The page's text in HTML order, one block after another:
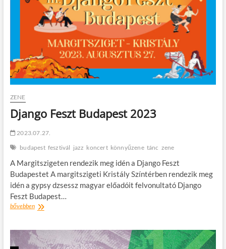
ZENE
Django Feszt Budapest 2023
2023.07.27.
budapest fesztivál jazz koncert könnyűzene tánc zene
A Margitszigeten rendezik meg idén a Django Feszt
Budapestet A margitszigeti Kristály Színtérben rendezik meg
idén a gypsy dzsessz magyar előadóit felvonultató Django
Feszt Budapest…
bővebbenDjango
2023